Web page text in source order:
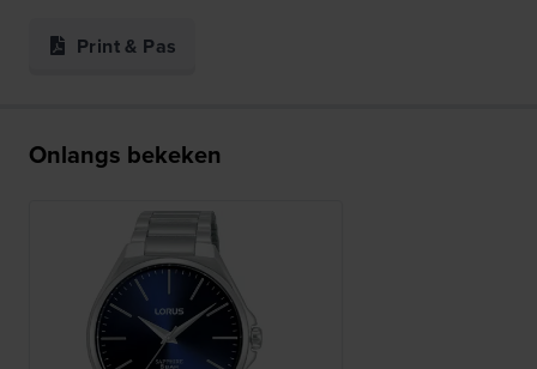
Print & Pas
Onlangs bekeken